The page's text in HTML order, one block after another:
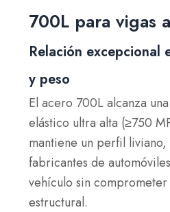
700L para vigas
Relación excepcional
y peso
El acero 700L alcanza
elástico ultra alta (≥750
mantiene un perfil
fabricantes de
vehículo sin
estructural.